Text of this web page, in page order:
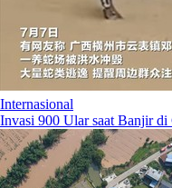
Internasional
Invasi 900 Ular saat Banjir